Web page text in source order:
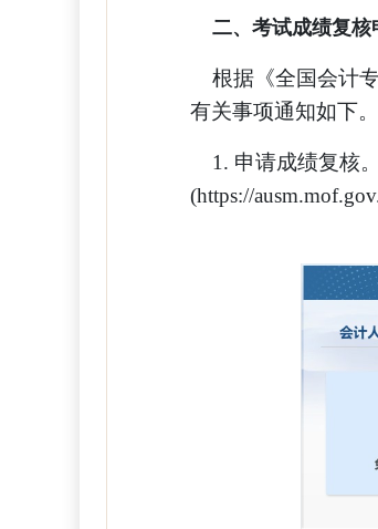
二、考试成绩复核
根据《全国会计
有关事项通知如下。
1. 申请成绩复核
(https://